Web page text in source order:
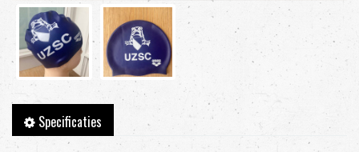
Specificaties